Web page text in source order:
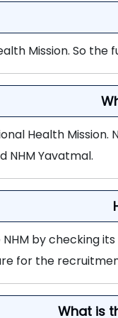
For
NHM
Eligibility Criteria
अर्ज
कृपया जाहिरात
NHM
01) किमाण
प्राधान्य 03)
Mission. So
Health Mission.
NHM Yavatmal.
by checking
for the
What is